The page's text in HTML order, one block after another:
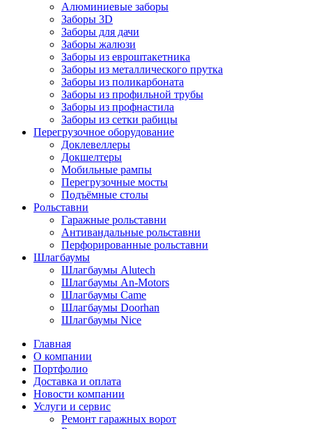
Алюминиевые заборы
Заборы 3D
Заборы для дачи
Заборы жалюзи
Заборы из евроштакетника
Заборы из металлического прутка
Заборы из поликарбоната
Заборы из профильной трубы
Заборы из профнастила
Заборы из сетки рабицы
Перегрузочное оборудование
Доклевеллеры
Докшелтеры
Мобильные рампы
Перегрузочные мосты
Подъёмные столы
Рольставни
Гаражные рольставни
Антивандальные рольставни
Перфорированные рольставни
Шлагбаумы
Шлагбаумы Alutech
Шлагбаумы An-Motors
Шлагбаумы Came
Шлагбаумы Doorhan
Шлагбаумы Nice
Главная
О компании
Портфолио
Доставка и оплата
Новости компании
Услуги и сервис
Ремонт гаражных ворот